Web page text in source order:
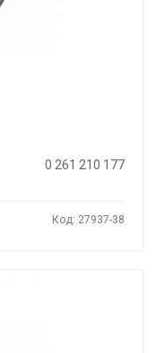
0 261 210 177
Код: 27937-38